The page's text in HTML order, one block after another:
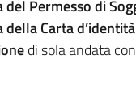
del Permesso di
della Carta
di sola andata